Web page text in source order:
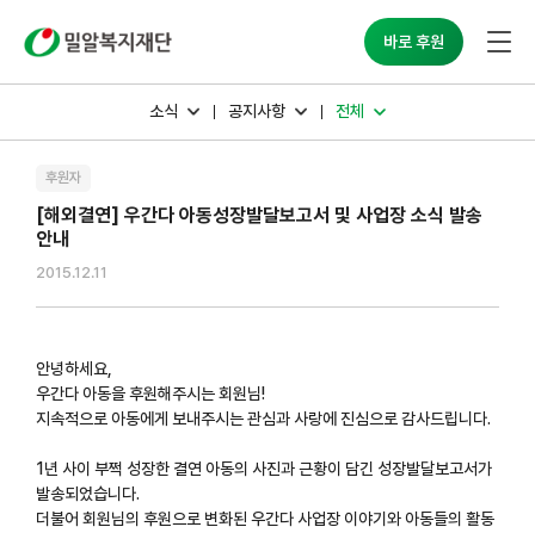
바로 후원
소식 공지사항 전체
후원자
[해외결연] 우간다 아동성장발달보고서 및 사업장 소식 발송
안내
2015.12.11
안녕하세요,
우간다 아동을 후원해주시는 회원님!
지속적으로 아동에게 보내주시는 관심과 사랑에 진심으로 감사드립니다.
1년 사이 부쩍 성장한 결연 아동의 사진과 근황이 담긴 성장발달보고서가
발송되었습니다.
더불어 회원님의 후원으로 변화된 우간다 사업장 이야기와 아동들의 활동